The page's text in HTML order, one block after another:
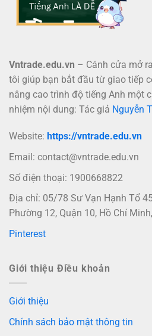
Vntrade.edu.vn – Cánh cửa mở
tôi giúp bạn bắt đầu từ giao tiếp
nâng cao trình độ tiếng Anh một
nhiệm nội dung: Tác giả Nguyễn
Website: https://vntrade.edu.vn
Email: contact@vntrade.edu.vn
Số điện thoại: 1900668822
Địa chỉ: 05/78 Sư Vạn Hạnh Tổ
Phường 12, Quận 10, Hồ Chí
Pinterest
Giới thiệu Điều khoản
Giới thiệu
Chính sách bảo mật thông tin